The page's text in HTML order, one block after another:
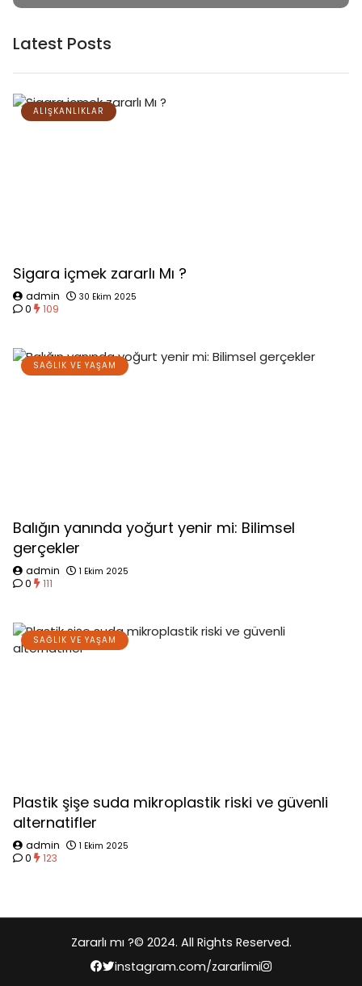
Latest Posts
ALIŞKANLIKLAR
Sigara içmek zararlı Mı ?
admin 30 Ekim 2025
0 109
SAĞLIK VE YAŞAM
Balığın yanında yoğurt yenir mi: Bilimsel
gerçekler
admin 1 Ekim 2025
0 111
SAĞLIK VE YAŞAM
Plastik şişe suda mikroplastik riski ve güvenli
alternatifler
admin 1 Ekim 2025
0 123
Zararlı mı ?© 2024. All Rights Reserved.
instagram.com/zararlimi